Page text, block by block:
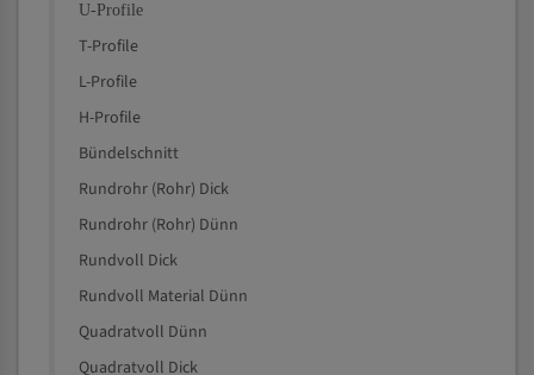
U-Profile
T-Profile
L-Profile
H-Profile
Bündelschnitt
Rundrohr (Rohr) Dick
Rundrohr (Rohr) Dünn
Rundvoll Dick
Rundvoll Material Dünn
Quadratvoll Dünn
Quadratvoll Dick